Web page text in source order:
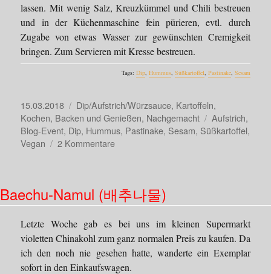
lassen. Mit wenig Salz, Kreuzkümmel und Chili bestreuen
und in der Küchenmaschine fein pürieren, evtl. durch
Zugabe von etwas Wasser zur gewünschten Cremigkeit
bringen. Zum Servieren mit Kresse bestreuen.
Tags: Dip, Hummus, Süßkartoffel Pastinake, Sesam
Veröffentlicht
am
15.03.2018 Kategorien
Dip/Aufstrich/Würzsauce, Kartoffeln,
Kochen, Backen und Genießen, Nachgemacht Schlagwörter
Aufstrich,
Blog-Event, Dip, Hummus, Pastinake, Sesam, Süßkartoffel,
Vegan
2 Kommentarezu
Baechu-Namul (배추나물)
Letzte Woche gab es bei uns im kleinen Supermarkt
violetten Chinakohl zum ganz normalen Preis zu kaufen. Da
ich den noch nie gesehen hatte, wanderte ein Exemplar
sofort in den Einkaufswagen.